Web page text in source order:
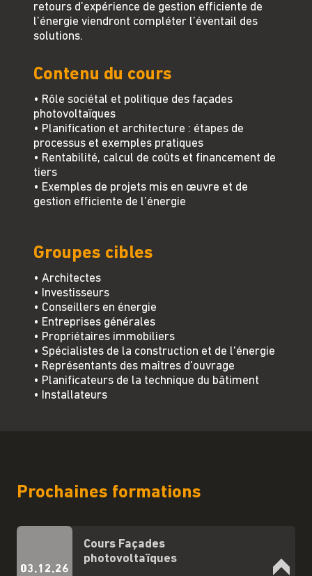
retours d’expérience de gestion efficiente de
l’énergie viendront compléter l’éventail des
solutions.
Contenu du cours
• Rôle sociétal et politique des façades
photovoltaïques
• Planification et architecture : étapes de
processus et exemples pratiques
• Rentabilité, calcul de coûts et financement de
tiers
• Exemples de projets mis en œuvre et de
gestion efficiente de l’énergie
Groupes cibles
• Architectes
• Investisseurs
• Conseillers en énergie
• Entreprises générales
• Propriétaires immobiliers
• Spécialistes de la construction et de l'énergie
• Représentants des maîtres d'ouvrage
• Planificateurs de la technique du bâtiment
• Installateurs
Prochaines formations
03.12.26
Cours Façades
photovoltaïques